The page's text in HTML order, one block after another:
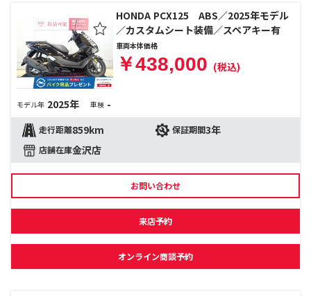
HONDA PCX125 ABS／2025年モデル
／カスタムシート装備／スペアキー有
車両本体価格
￥438,000 (税込)
モデル年 2025年 車検 -
走行距離859km 保証期間3年
店舗在庫金沢店
お問い合わせ
来店予約
オンライン商談予約